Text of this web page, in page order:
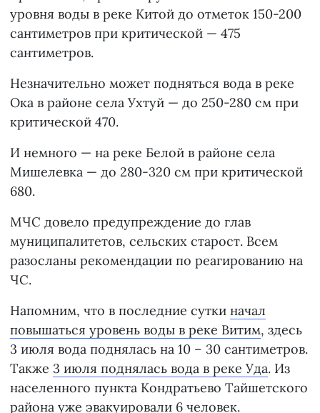
уровня воды в реке Китой до отметок 150-200
сантиметров при критической — 475
сантиметров.
Незначительно может подняться вода в реке
Ока в районе села Ухтуй — до 250-280 см при
критической 470.
И немного — на реке Белой в районе села
Мишелевка — до 280-320 см при критической
680.
МЧС довело предупреждение до глав
муниципалитетов, сельских старост. Всем
разосланы рекомендации по реагированию на
ЧС.
Напомним, что в последние сутки начал
повышаться уровень воды в реке Витим, здесь
3 июля вода поднялась на 10 – 30 сантиметров.
Также 3 июля поднялась вода в реке Уда. Из
населенного пункта Кондратьево Тайшетского
района уже эвакуировали 6 человек.